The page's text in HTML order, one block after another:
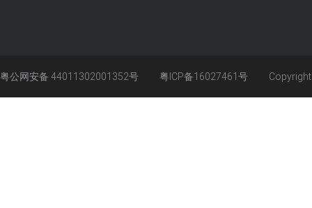
粤公网安备 44011302001352号 粤ICP备16027461号